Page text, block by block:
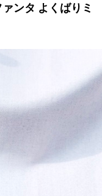
ンタ よくばりミ